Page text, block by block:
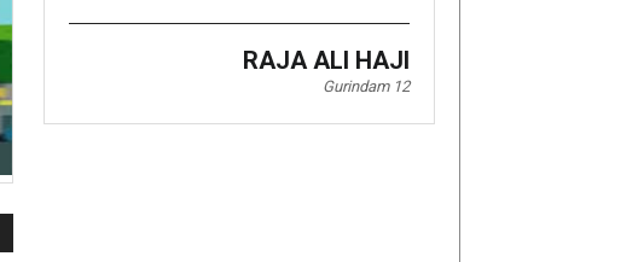
RAJA ALI HAJI
Gurindam 12